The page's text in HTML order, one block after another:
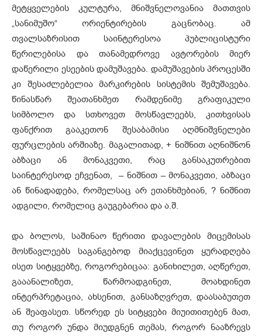
მეტყველების კულტურა, მნიშვნელოვანია მათთვის
„სანიმუშო“ ორიენტირების გაცნობაც. ამ
თვალსაზრისით საინტერესოა პუბლიცისტური
წერილებისა და თანამედროვე ავტორების მიერ
დაწერილი ესეების დამუშავება. დამუშავების პროცესში
კი შესაძლებელია მარკირების სისტემის შემუშავება.
წინასწარ შეათანხმეთ რამდენიმე გრაფიკული
სიმბოლო და სთხოვეთ მოსწავლეებს, კითხვისას
ფანქრით გააკეთონ შესაბამისი აღმნიშვნელები
ფურცლების არშიაზე. მაგალითად, + ნიშნით აღნიშნონ
აბზაცი ან მონაკვეთი, რაც განსაკუთრებით
საინტერესოდ ეჩვენათ, – ნიშნით – მონაკვეთი, აბზაცი
ან წინადადება, რომელსაც არ ეთანხმებიან, ? ნიშნით
ადგილი, რომელიც გაუგებარია და ა.შ.
და ბოლოს, საშინაო წერითი დავალების მიცემისას
მოსწავლეებს საგანგებოდ მიაქცევინეთ ყურადღება
ისეთ სიტყვებზე, როგორებიცაა: განიხილეთ, აღწერეთ,
გააანალიზეთ, წარმოადგინეთ, მოახდინეთ
ინტერპრეტაცია, ახსენით, განსაზღვრეთ, დაასაბუთეთ
ან შეაფასეთ. სწორედ ეს სიტყვები მიუითითებენ მათ,
თუ როგორ უნდა მიუდგნენ თემას, როგორ ნააზრევს